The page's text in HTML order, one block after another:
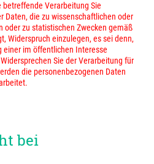
Verarbeitung Sie
Daten, die zu wissenschaftlichen oder
oder zu statistischen Zwecken gemäß
Widerspruch einzulegen, es sei denn,
einer im öffentlichen Interesse
Sie der Verarbeitung für
die personenbezogenen Daten
bei